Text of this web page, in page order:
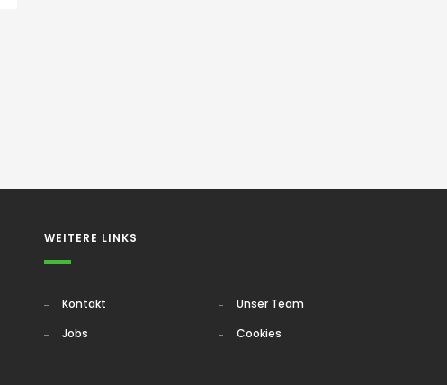
WEITERE LINKS
Kontakt
Unser Team
Jobs
Cookies